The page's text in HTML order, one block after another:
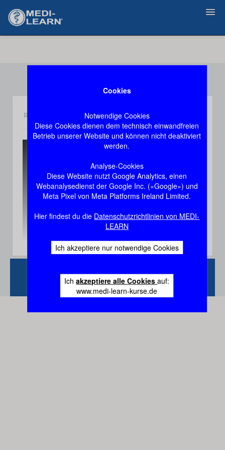
Cookies
Notwendige Cookies
Diese Cookies dienen dem technisch einwandfreien
Betrieb unserer Website und können nicht deaktiviert
werden.
Analyse-Cookies
Diese Website nutzt Google Analytics, einen
Webanalysedienst der Google Inc. («Google») und
Meta Pixel von Meta Platforms Ireland Limited.
Hier findest du die Datenschutzrichtlinien von MEDI-
LEARN
Ich akzeptiere nur notwendige Cookies
Ichakzeptiere alle Cookiesauf:
www.medi-learn-kurse.de
Demozugang, das Video stoppt nach 60 Sekunden
window.
the server or network failed or because the
format is not supported.
Zurück
Vertrag
widerrufen